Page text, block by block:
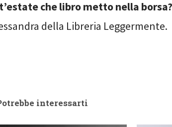
che libro metto nella borsa?
della Libreria Leggermente.
interessarti